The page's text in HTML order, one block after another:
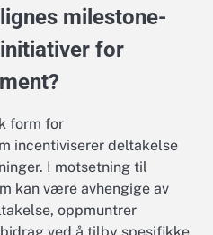
milestone-
for
form for
incentiviserer deltakelse
I motsetning til
kan være avhengige av
oppmuntrer
ved å tilby spesifikke